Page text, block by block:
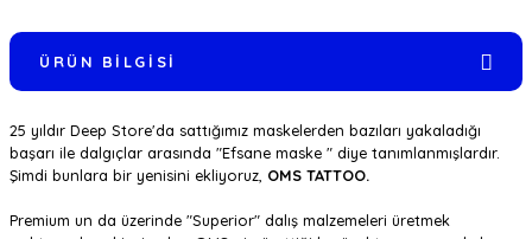
ÜRÜN BILGISI
25 yıldır Deep Store'da sattığımız maskelerden bazıları yakaladığı
başarı ile dalgıçlar arasında "Efsane maske " diye tanımlanmışlardır.
Şimdi bunlara bir yenisini ekliyoruz, OMS TATTOO.
Premium un da üzerinde "Superior" dalış malzemeleri üretmek